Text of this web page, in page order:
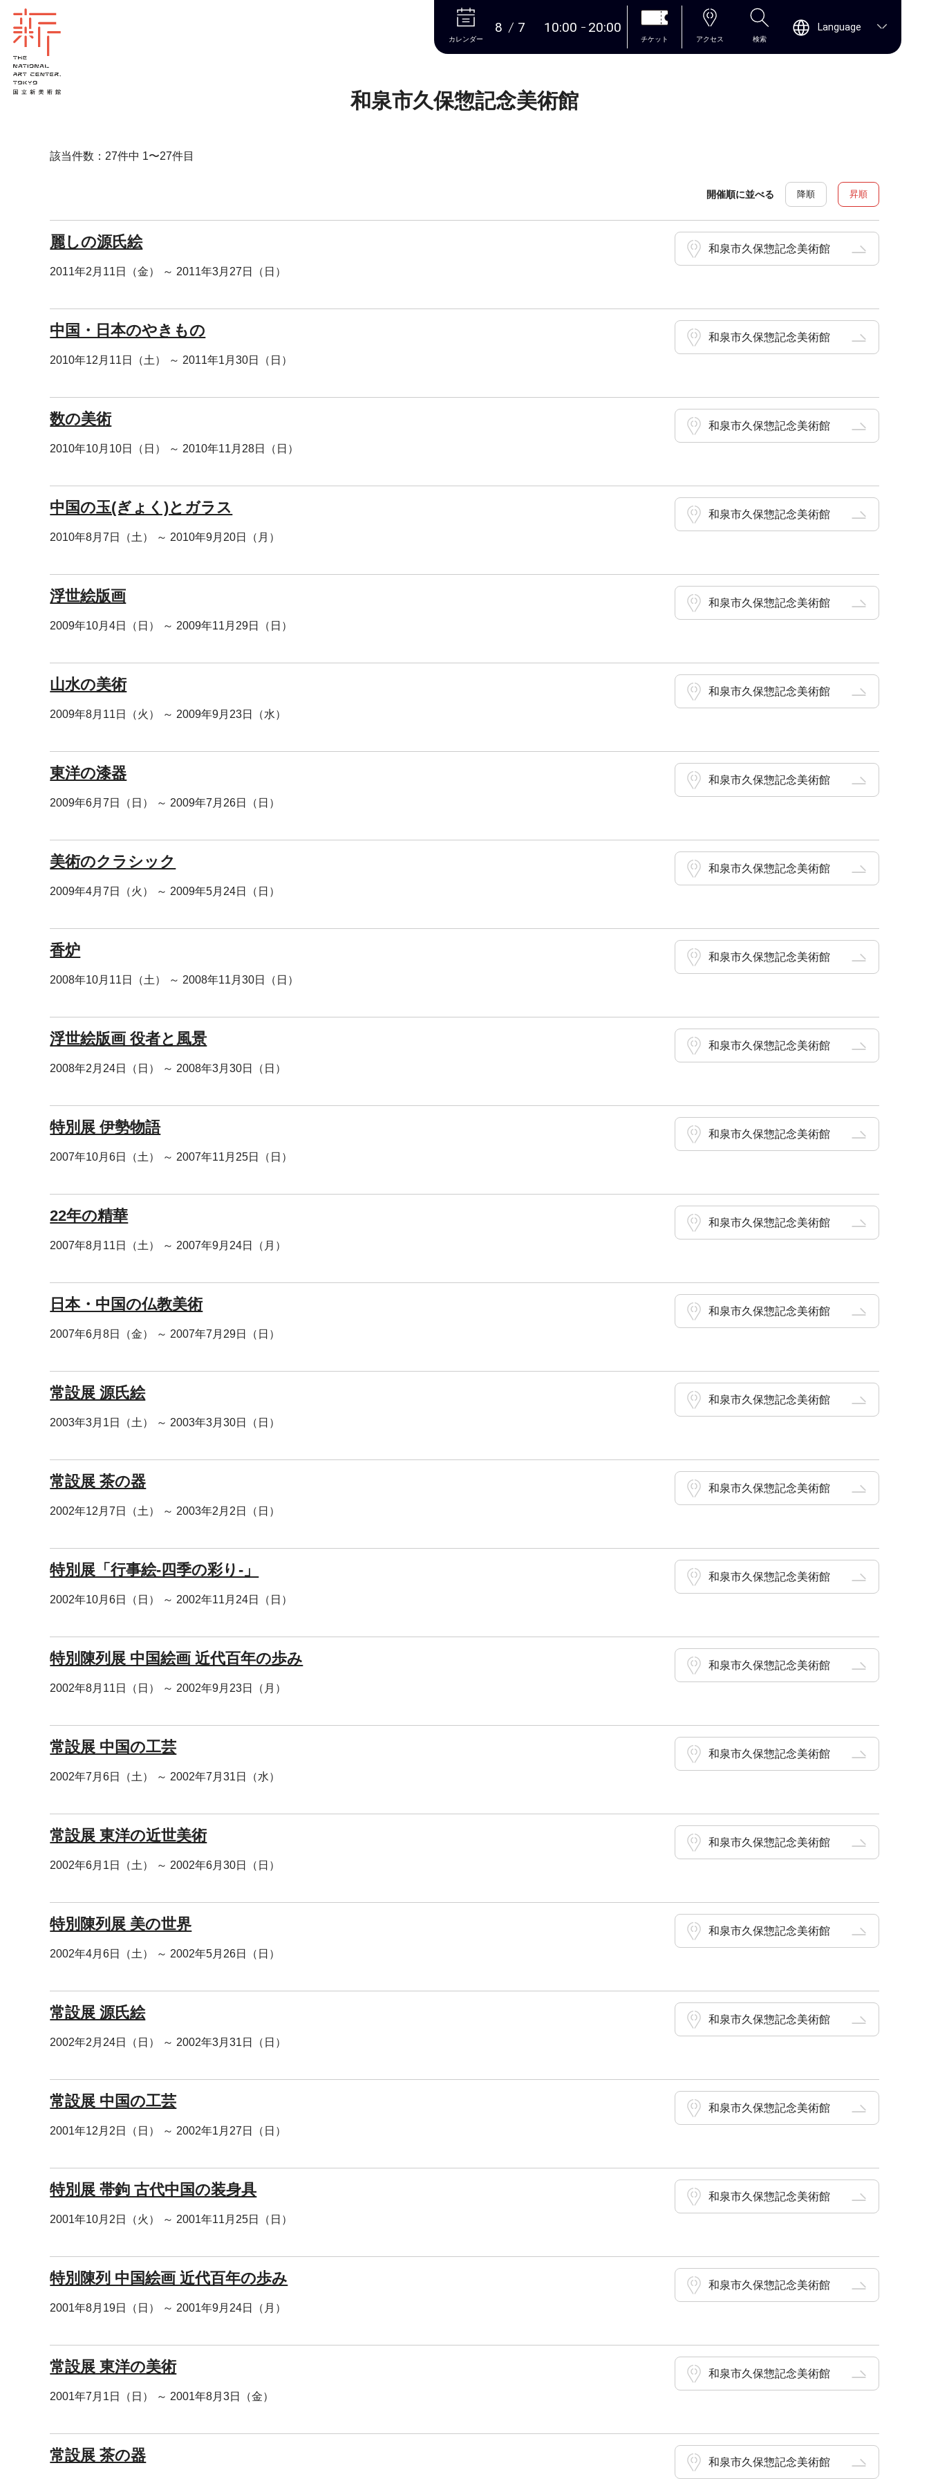
本文へ
カレンダー
8 7 10:00 20:00
チケット アクセス 検索
Language
和泉市久保惣記念美術館
該当件数：27件中 1〜27件目
開催順に並べる 降順 昇順
麗しの源氏絵
2011年2月11日（金） ～ 2011年3月27日（日）
和泉市久保惣記念美術館
中国・日本のやきもの
2010年12月11日（土） ～ 2011年1月30日（日）
和泉市久保惣記念美術館
数の美術
2010年10月10日（日） ～ 2010年11月28日（日）
和泉市久保惣記念美術館
中国の玉(ぎょく)とガラス
2010年8月7日（土） ～ 2010年9月20日（月）
和泉市久保惣記念美術館
浮世絵版画
2009年10月4日（日） ～ 2009年11月29日（日）
和泉市久保惣記念美術館
山水の美術
2009年8月11日（火） ～ 2009年9月23日（水）
和泉市久保惣記念美術館
東洋の漆器
2009年6月7日（日） ～ 2009年7月26日（日）
和泉市久保惣記念美術館
美術のクラシック
2009年4月7日（火） ～ 2009年5月24日（日）
和泉市久保惣記念美術館
香炉
2008年10月11日（土） ～ 2008年11月30日（日）
和泉市久保惣記念美術館
浮世絵版画 役者と風景
2008年2月24日（日） ～ 2008年3月30日（日）
和泉市久保惣記念美術館
特別展 伊勢物語
2007年10月6日（土） ～ 2007年11月25日（日）
和泉市久保惣記念美術館
22年の精華
2007年8月11日（土） ～ 2007年9月24日（月）
和泉市久保惣記念美術館
日本・中国の仏教美術
2007年6月8日（金） ～ 2007年7月29日（日）
和泉市久保惣記念美術館
常設展 源氏絵
2003年3月1日（土） ～ 2003年3月30日（日）
和泉市久保惣記念美術館
常設展 茶の器
2002年12月7日（土） ～ 2003年2月2日（日）
和泉市久保惣記念美術館
特別展「行事絵-四季の彩り-」
2002年10月6日（日） ～ 2002年11月24日（日）
和泉市久保惣記念美術館
特別陳列展 中国絵画 近代百年の歩み
2002年8月11日（日） ～ 2002年9月23日（月）
和泉市久保惣記念美術館
常設展 中国の工芸
2002年7月6日（土） ～ 2002年7月31日（水）
和泉市久保惣記念美術館
常設展 東洋の近世美術
2002年6月1日（土） ～ 2002年6月30日（日）
和泉市久保惣記念美術館
特別陳列展 美の世界
2002年4月6日（土） ～ 2002年5月26日（日）
和泉市久保惣記念美術館
常設展 源氏絵
2002年2月24日（日） ～ 2002年3月31日（日）
和泉市久保惣記念美術館
常設展 中国の工芸
2001年12月2日（日） ～ 2002年1月27日（日）
和泉市久保惣記念美術館
特別展 帯鉤 古代中国の装身具
2001年10月2日（火） ～ 2001年11月25日（日）
和泉市久保惣記念美術館
特別陳列 中国絵画 近代百年の歩み
2001年8月19日（日） ～ 2001年9月24日（月）
和泉市久保惣記念美術館
常設展 東洋の美術
2001年7月1日（日） ～ 2001年8月3日（金）
和泉市久保惣記念美術館
常設展 茶の器 和泉市久保惣記念美術館